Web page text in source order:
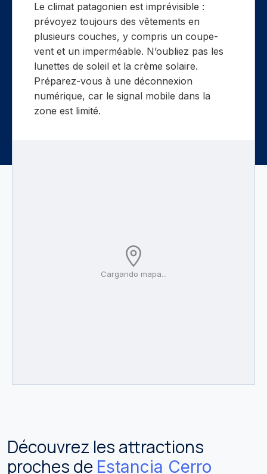
Cargando mapa...
Le climat patagonien est imprévisible :
prévoyez toujours des vêtements en
plusieurs couches, y compris un coupe-
vent et un imperméable. N’oubliez pas les
lunettes de soleil et la crème solaire.
Préparez-vous à une déconnexion
numérique, car le signal mobile dans la
zone est limité.
Découvrez les attractions
proches de Estancia Cerro